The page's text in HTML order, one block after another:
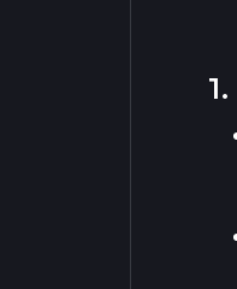
1.